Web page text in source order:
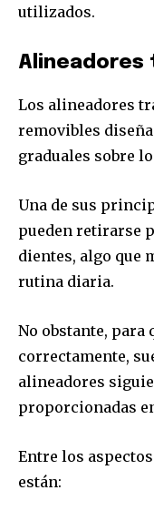
utilizados.
Alineadores
Los alineadores
removibles
graduales sobre
Una de sus
pueden retirarse
dientes, algo que
rutina diaria.
No obstante, para
correctamente,
alineadores
proporcionadas
Entre los
están: